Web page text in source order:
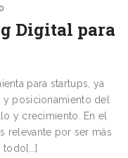
Digital para
para startups, ya
y posicionamiento del
y crecimiento. En el
relevante por ser más